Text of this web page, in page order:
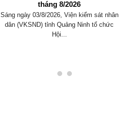
tháng 8/2026
Sáng ngày 03/8/2026, Viện kiểm sát nhân
dân (VKSND) tỉnh Quảng Ninh tổ chức
Hội...